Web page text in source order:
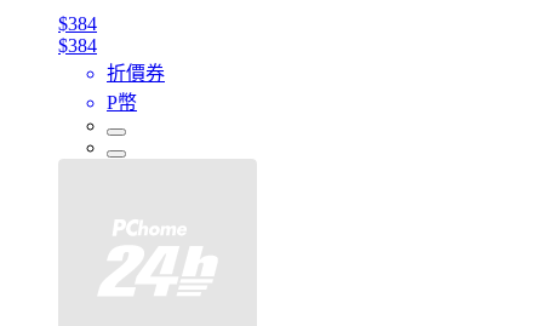
$384
$384
折價券
P幣